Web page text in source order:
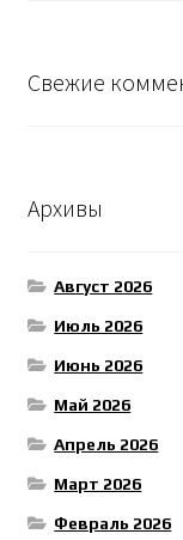
Свежие
Архивы
Август 2026
Июль 2026
Июнь 2026
Май 2026
Апрель 2026
Март 2026
Февраль 2026